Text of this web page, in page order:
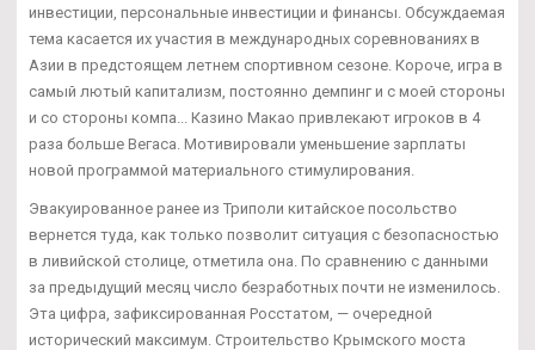
инвестиции, персональные инвестиции и финансы. Обсуждаемая
тема касается их участия в международных соревнованиях в
Азии в предстоящем летнем спортивном сезоне. Короче, игра в
самый лютый капитализм, постоянно демпинг и с моей стороны
и со стороны компа... Казино Макао привлекают игроков в 4
раза больше Вегаса. Мотивировали уменьшение зарплаты
новой программой материального стимулирования.
Эвакуированное ранее из Триполи китайское посольство
вернется туда, как только позволит ситуация с безопасностью
в ливийской столице, отметила она. По сравнению с данными
за предыдущий месяц число безработных почти не изменилось.
Эта цифра, зафиксированная Росстатом, — очередной
исторический максимум. Строительство Крымского моста